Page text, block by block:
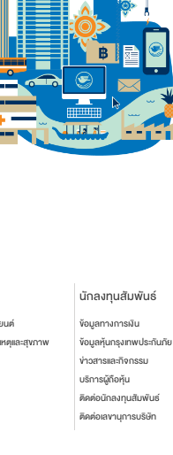
นต์
ตุและสุขภาพ
นักลงทุนสัมพันธ์
ข้อมูลทางการเงิน
ข้อมูลหุ้นกรุงเทพประกันภัย
ข่าวสารและกิจกรรม
บริการผู้ถือหุ้น
ติดต่อนักลงทุนสัมพันธ์
ติดต่อเลขานุการบริษัท